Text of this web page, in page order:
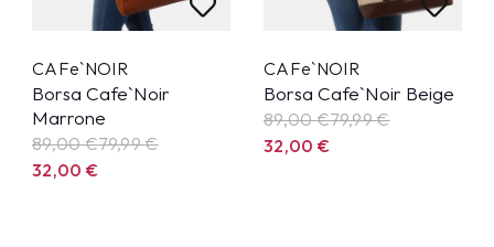
CAFe`NOIR
Borsa Cafe`Noir
Marrone
89,00 €79,99€
32,00€
CAFe`NOIR
Borsa Cafe`Noir Beige
89,00 €79,99€
32,00€